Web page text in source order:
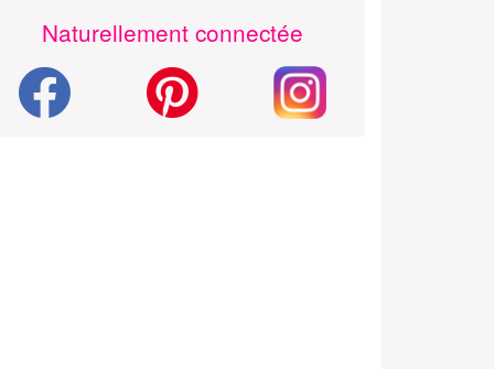
Naturellement connectée